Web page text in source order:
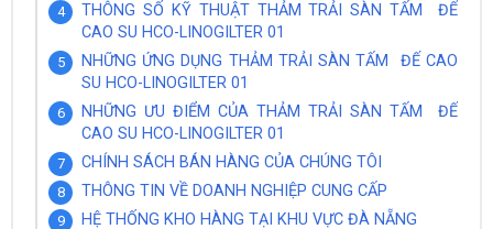
THÔNG SỐ KỸ THUẬT THẢM TRẢI SÀN TẤM ĐẾ
CAO SU HCO-LINOGILTER 01
NHỮNG ỨNG DỤNG THẢM TRẢI SÀN TẤM ĐẾ CAO
SU HCO-LINOGILTER 01
NHỮNG ƯU ĐIỂM CỦA THẢM TRẢI SÀN TẤM ĐẾ
CAO SU HCO-LINOGILTER 01
CHÍNH SÁCH BÁN HÀNG CỦA CHÚNG TÔI
THÔNG TIN VỀ DOANH NGHIỆP CUNG CẤP
HỆ THỐNG KHO HÀNG TẠI KHU VỰC ĐÀ NẴNG